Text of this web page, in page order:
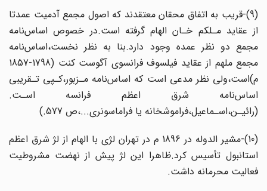
(9)-قریب به اتفاق محقان معتقدند که اصول مجمع آدمیت عمدتا
از عقاید‌ مـلکم‌ خـان الهام‌ گرفته است.در خصوص اساس‌نامه‌
مجمع دو نظر عمده وجود دارد.بنا به نظر نخست،اساس‌نامه
مجمع‌ ملهم از عقاید فیلسوف فرانسوی آگوست کنت‌ (1798-1857
م)است،ولی‌ نظر‌ مدعی‌ است که اساس‌نامه مـزبور،کـپی تـقریبی
اساس‌نامه شرق اعظم فرانسه‌ اسـت.
(رائیـن،اسـماعیل،فراموشخانه یا فراماسونری...،ص 577‌.)
(‌‌10‌)-مشیر الدوله در 1896 م در تهران لژی با الهام از لژ شرق اعظم‌
استانبول‌ تأسیس‌ کرد.ظاهرا این لژ پیش از نهضت‌ مشروطیت
فعالیت محرمانه داشت.